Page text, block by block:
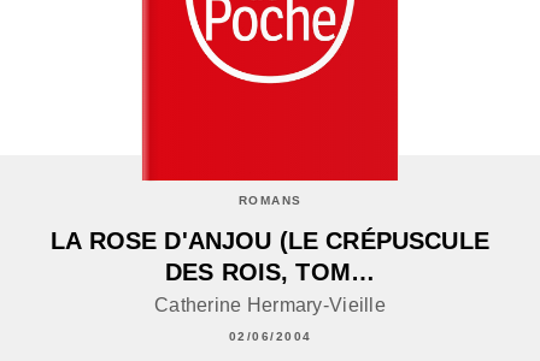
ROMANS
LA ROSE D'ANJOU (LE CRÉPUSCULE
DES ROIS, TOM…
Catherine Hermary-Vieille
02/06/2004